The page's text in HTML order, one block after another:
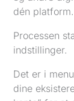
dén platform.
Processen
indstillinger.
Det er i
dine